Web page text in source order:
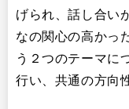
げられ、話し合い
なの関心の高かっ
う２つのテーマに
行い、共通の方向